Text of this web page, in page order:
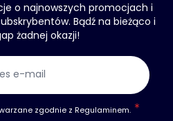
o najnowszych promocjach i
Bądź na bieżąco i
żadnej okazji!
zgodnie z Regulaminem.